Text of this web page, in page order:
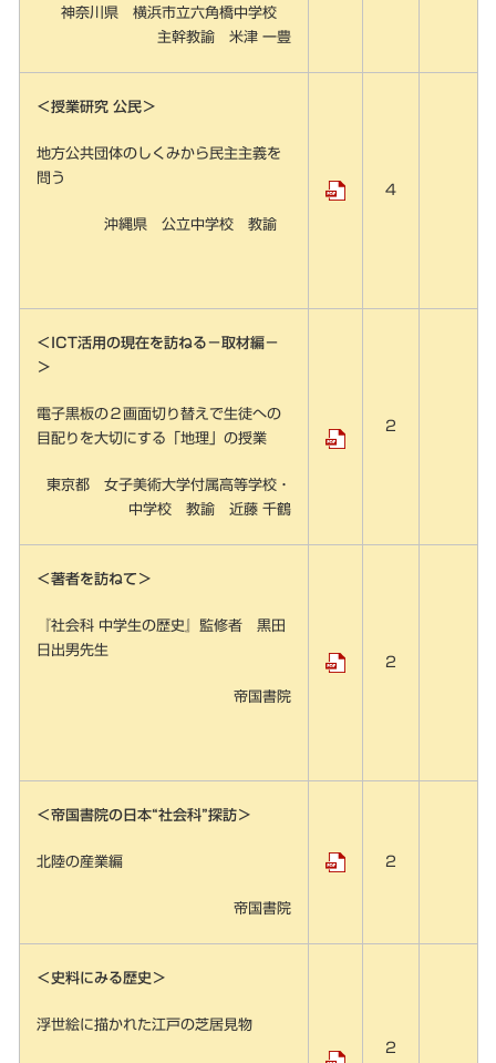
神奈川県 横浜市立六角橋中学校
主幹教諭 米津 一豊
＜授業研究 公民＞
地方公共団体のしくみから民主主義を
問う
沖縄県 公立中学校 教諭
4
＜ICT活用の現在を訪ねる－取材編－
＞
電子黒板の２画面切り替えで生徒への
目配りを大切にする「地理」の授業
東京都 女子美術大学付属高等学校・
中学校 教諭 近藤 千鶴
2
＜著者を訪ねて＞
『社会科 中学生の歴史』監修者 黒田
日出男先生
帝国書院
2
＜帝国書院の日本“社会科”探訪＞
北陸の産業編
帝国書院
2
＜史料にみる歴史＞
浮世絵に描かれた江戸の芝居見物
2